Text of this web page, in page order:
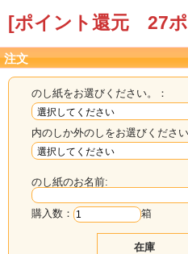
[ポイント還元 27
注文
のし紙をお選びください。：
内のしか外のしをお選びください
のし紙のお名前:
購入数： 箱
在庫